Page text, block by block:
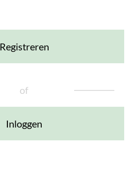
Registreren
of
Inloggen